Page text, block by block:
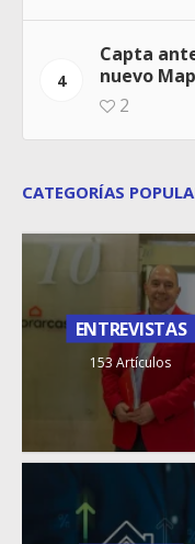
4
Capta
nuevo
2
CATEGORÍAS
ENTREVISTAS
153 Artículos